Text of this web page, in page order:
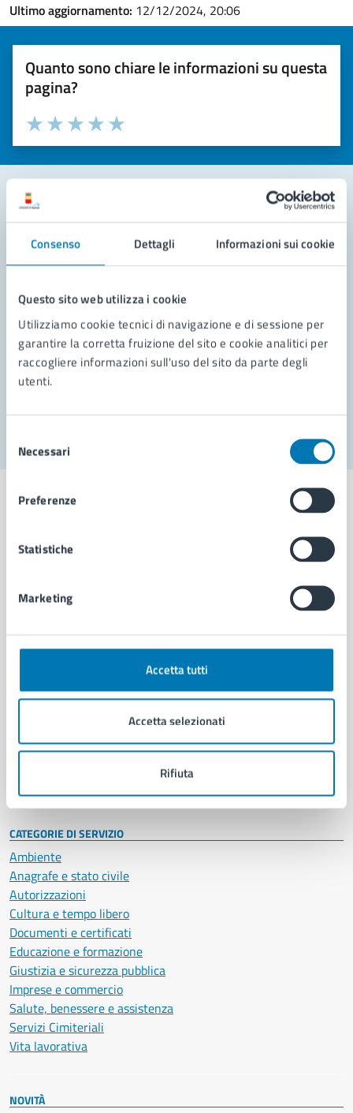
Consenso Dettagli Informazioni sui cookie
Questo sito web utilizza i cookie
Utilizziamo cookie tecnici di navigazione e di sessione per
garantire la corretta fruizione del sito e cookie analitici per
raccogliere informazioni sull'uso del sito da parte degli
utenti.
delNecessari
Preferenze
Statistiche
Marketing
Accetta tutti
Accetta selezionati
Rifiuta
Ultimo aggiornamento: 12/12/2024, 20:06
Quanto sono chiare le informazioni su questa
pagina?
Valuta la chiarezza delle informazioni (da 1 a 5 stelle)
Seleziona il numero di stelle per valutare la chiarezza delle
Valuta 5 stelle su 5
Valuta 4 stelle su 5
Valuta 3 stelle su 5
Valuta 2 stelle su 5
Valuta 1 stelle su 5
Leggi le domande frequenti
Richiedi assistenza
Prenota appuntamento
Problemi in città
Comune di Napoli
AMMINISTRAZIONE
Organi di governo
Enti e fondazioni
Personale amministrativo
Intranet, posta aziendale e protocollo
CATEGORIE DI SERVIZIO
Ambiente
Anagrafe e stato civile
Autorizzazioni
Cultura e tempo libero
Documenti e certificati
Educazione e formazione
Giustizia e sicurezza pubblica
Imprese e commercio
Salute, benessere e assistenza
Servizi Cimiteriali
Vita lavorativa
NOVITÀ